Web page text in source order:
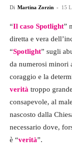
Di Martina Zorzin - 15
“Il caso Spotlight”
diretta e vera
“Spotlight” sugli
da numerosi minori
coraggio e la
verità troppo
consapevole, al
nascosto dalla
necessario dove,
è “verità”.